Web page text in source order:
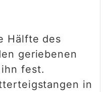
Hälfte des
geriebenen
fest.
in